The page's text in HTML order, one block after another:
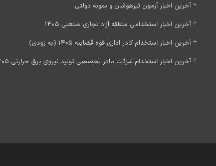
آخرین اخبار آزمون تیزهوشان و نمونه دولتی
آخرین اخبار استخدامی منطقه آزاد تجاری صنعتی 1405
آخرین اخبار استخدام کادر اداری قوه قضاییه 1405 (به زودی)
آخرین اخبار استخدام شرکت مادر تخصصی تولید نیروی برق حرارتی 1405 (استخدام جدید)